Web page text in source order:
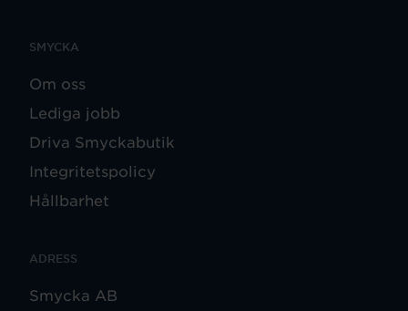
SMYCKA
Om oss
Lediga jobb
Driva Smyckabutik
Integritetspolicy
Hållbarhet
ADRESS
Smycka AB